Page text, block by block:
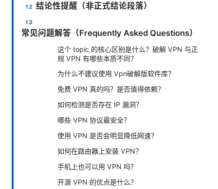
结论性提醒（非正式结论段落）
常见问题解答（Frequently Asked Questions）
这个 topic 的核心区别是什么？破解 VPN 与正
规 VPN 有哪些本质不同？
为什么不建议使用 Vpn破解版软件库？
免费 VPN 真的吗？是否值得依赖？
如何检测是否存在 IP 漏洞？
哪些 VPN 协议最安全？
使用 VPN 是否会明显降低网速？
如何在路由器上安装 VPN？
手机上也可以用 VPN 吗？
开源 VPN 的优点是什么？